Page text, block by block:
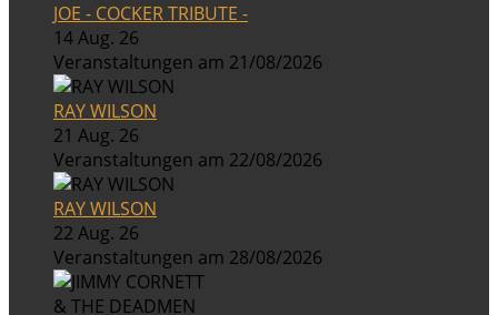
JOE - COCKER TRIBUTE -
14 Aug. 26
Veranstaltungen am 21/08/2026
RAY WILSON
21 Aug. 26
Veranstaltungen am 22/08/2026
RAY WILSON
22 Aug. 26
Veranstaltungen am 28/08/2026